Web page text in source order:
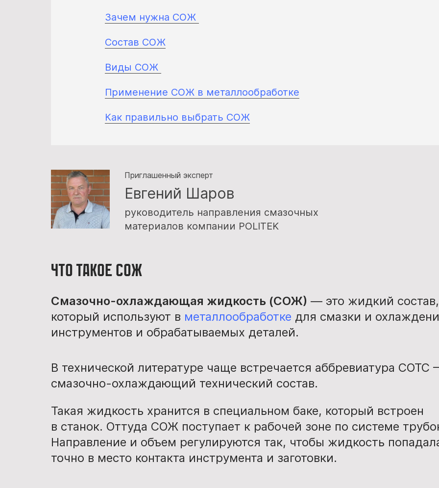
Зачем нужна СОЖ
Состав СОЖ
Виды СОЖ
Применение СОЖ в металлообработке
Как правильно выбрать СОЖ
Приглашенный эксперт
Евгений Шаров
руководитель направления смазочных
материалов компании POLITEK
Что такое СОЖ
Смазочно-охлаждающая жидкость (СОЖ) — это жидкий состав,
который используют в металлообработке для смазки и
инструментов и обрабатываемых деталей.
В технической литературе чаще встречается аббревиатура СОТС
смазочно-охлаждающий технический состав.
Такая жидкость хранится в специальном баке, который встроен
в станок. Оттуда СОЖ поступает к рабочей зоне по системе
Направление и объем регулируются так, чтобы жидкость
точно в место контакта инструмента и заготовки.